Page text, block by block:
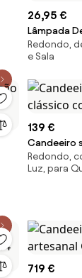
26,95 €
Lâmpada
Papel
Sklum
Redondo,
e Sala
139 €
Candeeiro
com
Redondo,
Luz, para
719 €